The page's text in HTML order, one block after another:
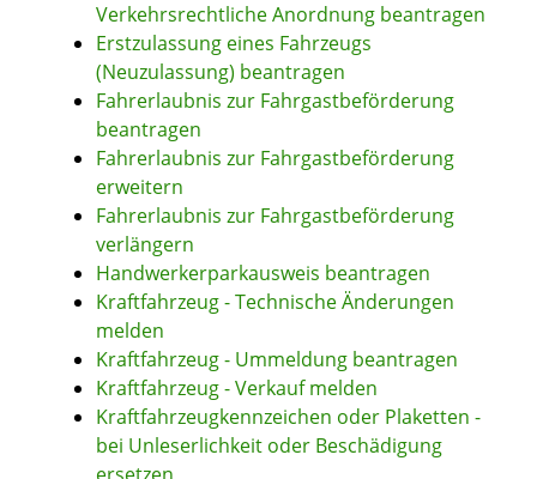
Verkehrsrechtliche Anordnung beantragen
Erstzulassung eines Fahrzeugs
(Neuzulassung) beantragen
Fahrerlaubnis zur Fahrgastbeförderung
beantragen
Fahrerlaubnis zur Fahrgastbeförderung
erweitern
Fahrerlaubnis zur Fahrgastbeförderung
verlängern
Handwerkerparkausweis beantragen
Kraftfahrzeug - Technische Änderungen
melden
Kraftfahrzeug - Ummeldung beantragen
Kraftfahrzeug - Verkauf melden
Kraftfahrzeugkennzeichen oder Plaketten -
bei Unleserlichkeit oder Beschädigung